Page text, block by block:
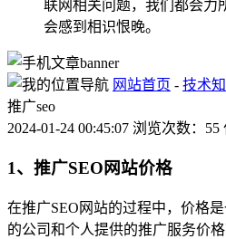
联网相关问题，我们都会力
会感到相识恨晚。
网站首页 - 技术
推广seo
2024-01-24 00:45:07 浏览次数：
1、推广SEO网站价格
在推广SEO网站的过程中，价格
的公司和个人提供的推广服务价